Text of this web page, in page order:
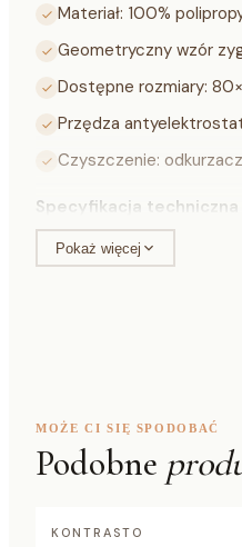
Materiał: 100%
Geometryczny wzór
Dostępne rozmiary:
Przędza
Czyszczenie:
Specyfikacja techniczna
Materiał
Pokaż więcej
MOŻE CI SIĘ SPODOBAĆ
Podobne
KONTRASTO